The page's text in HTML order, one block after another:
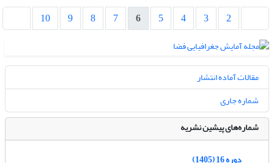
2
3
4
5
6
7
8
9
10
مقالات آماده انتشار
شماره جاری
شماره‌های پیشین نشریه
دوره 16 (1405)